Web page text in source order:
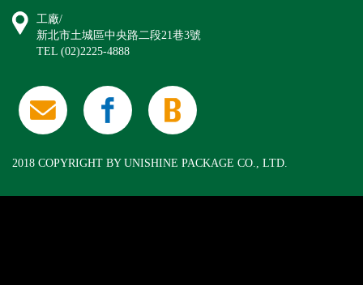
工廠/
新北市土城區中央路二段21巷3號
TEL (02)2225-4888
2018 COPYRIGHT BY UNISHINE PACKAGE CO., LTD.